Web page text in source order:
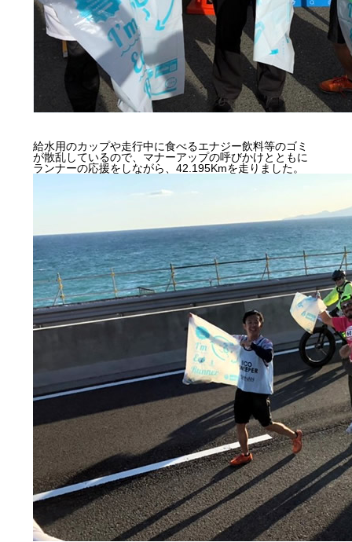
給水用のカップや走行中に食べるエナジー飲料等のゴミ
が散乱しているので、マナーアップの呼びかけとともに
ランナーの応援をしながら、42.195Kmを走りました。